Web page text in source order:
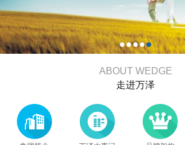
ABOUT WEDGE
走进万泽